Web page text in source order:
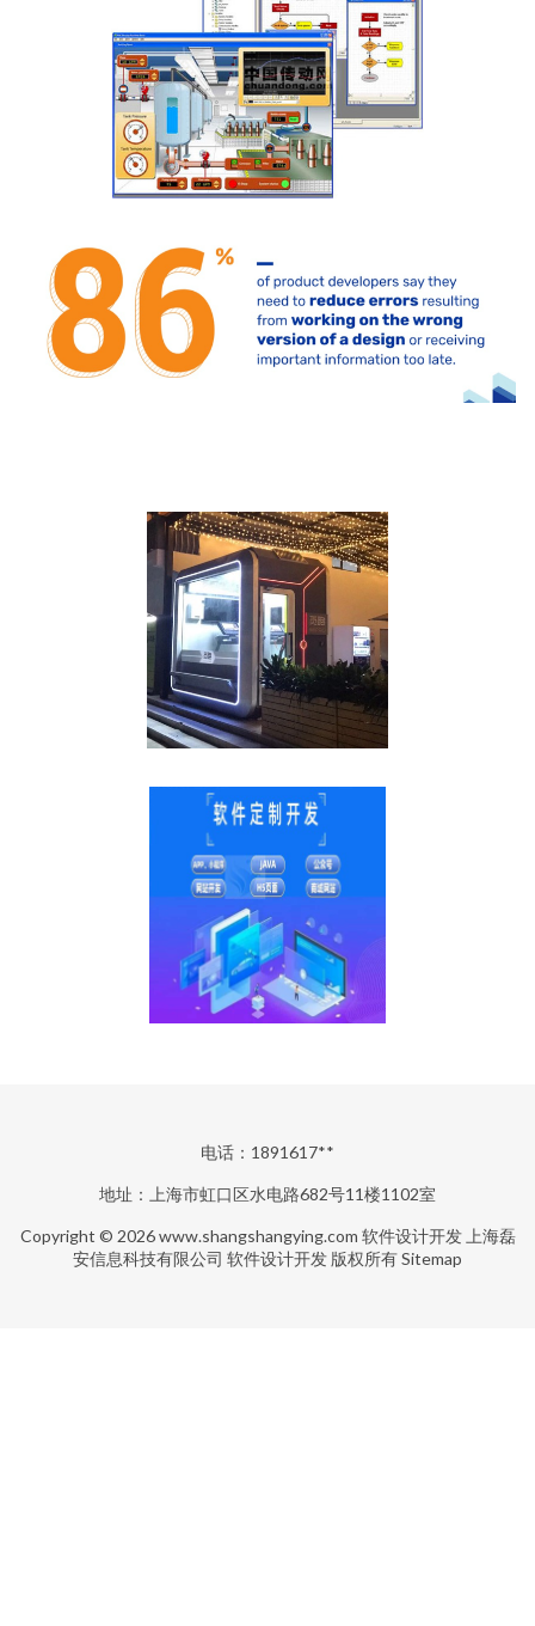
电话：1891617**
地址：上海市虹口区水电路682号11楼1102室
Copyright © 2026www.shangshangying.com 软件设计开发 上海磊
安信息科技有限公司 软件设计开发 版权所有Sitemap